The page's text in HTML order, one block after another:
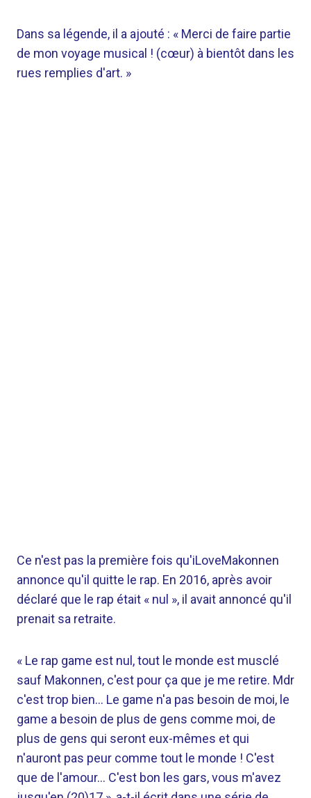
Dans sa légende, il a ajouté : « Merci de faire partie
de mon voyage musical ! (cœur) à bientôt dans les
rues remplies d'art. »
Ce n'est pas la première fois qu'iLoveMakonnen
annonce qu'il quitte le rap. En 2016, après avoir
déclaré que le rap était « nul », il avait annoncé qu'il
prenait sa retraite.
« Le rap game est nul, tout le monde est musclé
sauf Makonnen, c'est pour ça que je me retire. Mdr
c'est trop bien… Le game n'a pas besoin de moi, le
game a besoin de plus de gens comme moi, de
plus de gens qui seront eux-mêmes et qui
n'auront pas peur comme tout le monde ! C'est
que de l'amour… C'est bon les gars, vous m'avez